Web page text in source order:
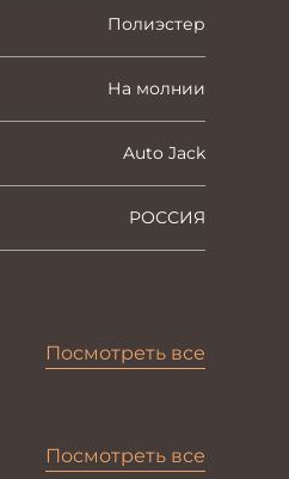
Полиэстер
На молнии
Auto Jack
РОССИЯ
Посмотреть все
Посмотреть все